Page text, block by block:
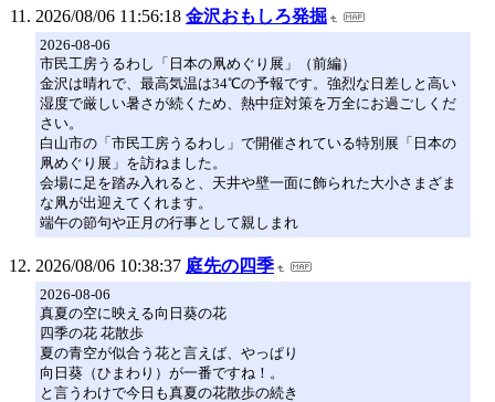
2026/08/06 11:56:18 金沢おもしろ発掘
2026-08-06
市民工房うるわし「日本の凧めぐり展」（前編）
金沢は晴れで、最高気温は34℃の予報です。強烈な日差しと高い
湿度で厳しい暑さが続くため、熱中症対策を万全にお過ごしくだ
さい。
白山市の「市民工房うるわし」で開催されている特別展「日本の
凧めぐり展」を訪ねました。
会場に足を踏み入れると、天井や壁一面に飾られた大小さまざま
な凧が出迎えてくれます。
端午の節句や正月の行事として親しまれ
2026/08/06 10:38:37 庭先の四季
2026-08-06
真夏の空に映える向日葵の花
四季の花 花散歩
夏の青空が似合う花と言えば、やっぱり
向日葵（ひまわり）が一番ですね！。
と言うわけで今日も真夏の花散歩の続き